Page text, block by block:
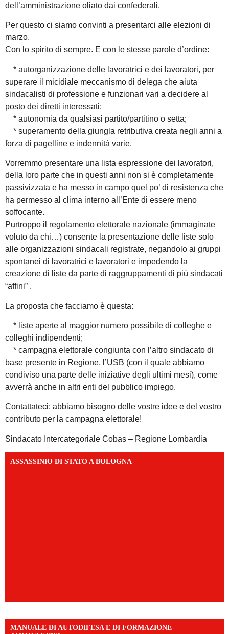
dell’amministrazione oliato dai confederali.
Per questo ci siamo convinti a presentarci alle elezioni di
marzo.
Con lo spirito di sempre. E con le stesse parole d’ordine:
* autorganizzazione delle lavoratrici e dei lavoratori, per
superare il micidiale meccanismo di delega che aiuta
sindacalisti di professione e funzionari vari a decidere al
posto dei diretti interessati;
* autonomia da qualsiasi partito/partitino o setta;
* superamento della giungla retributiva creata negli anni a
forza di pagelline e indennità varie.
Vorremmo presentare una lista espressione dei lavoratori,
della loro parte che in questi anni non si è completamente
passivizzata e ha messo in campo quel po’ di resistenza che
ha permesso al clima interno all’Ente di essere meno
soffocante.
Purtroppo il regolamento elettorale nazionale (immaginate
voluto da chi…) consente la presentazione delle liste solo
alle organizzazioni sindacali registrate, negandolo ai gruppi
spontanei di lavoratrici e lavoratori e impedendo la
creazione di liste da parte di raggruppamenti di più sindacati
“affini” .
La proposta che facciamo è questa:
* liste aperte al maggior numero possibile di colleghe e
colleghi indipendenti;
* campagna elettorale congiunta con l’altro sindacato di
base presente in Regione, l’USB (con il quale abbiamo
condiviso una parte delle iniziative degli ultimi mesi), come
avverrà anche in altri enti del pubblico impiego.
Contattateci: abbiamo bisogno delle vostre idee e del vostro
contributo per la campagna elettorale!
Sindacato Intercategoriale Cobas – Regione Lombardia
ASSASSINIO DI STATO A BOLOGNA
MANUALE DI AUTODIFESA E DI FORMAZIONE